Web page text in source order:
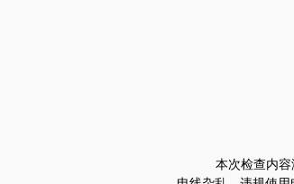
本次检查内